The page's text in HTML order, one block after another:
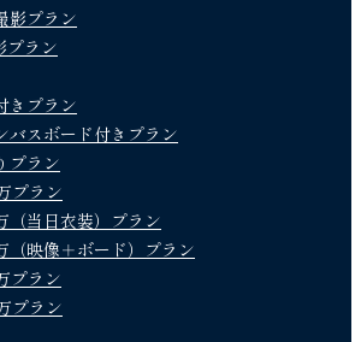
影プラン
プラン
きプラン
バスボード付きプラン
プラン
プラン
（当日衣装）プラン
（映像＋ボード）プラン
プラン
プラン